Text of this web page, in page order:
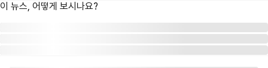
이 뉴스, 어떻게 보시나요?